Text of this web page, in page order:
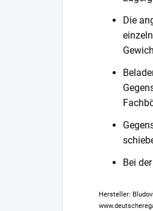
Die
Bei
Hersteller: